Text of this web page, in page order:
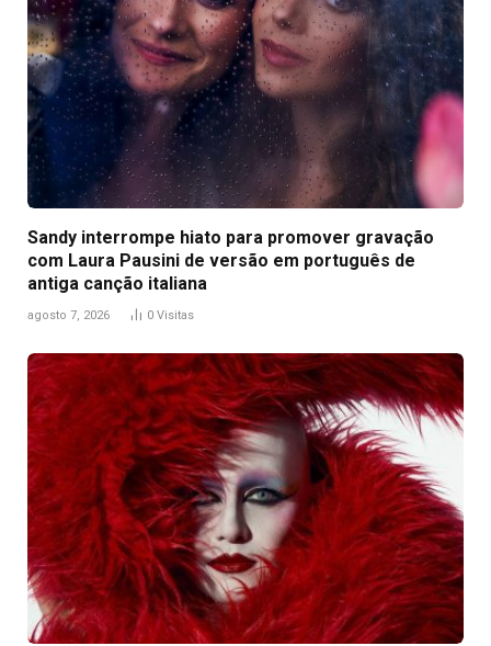
Sandy interrompe hiato para promover gravação
com Laura Pausini de versão em português de
antiga canção italiana
agosto 7, 2026 0 Visitas